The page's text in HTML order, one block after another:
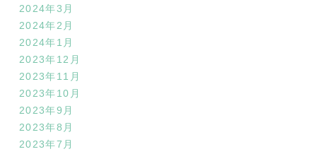
2024年3月
2024年2月
2024年1月
2023年12月
2023年11月
2023年10月
2023年9月
2023年8月
2023年7月